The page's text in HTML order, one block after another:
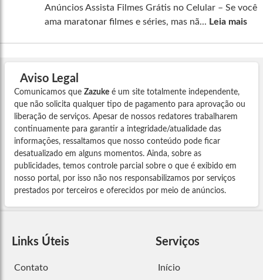
Anúncios Assista Filmes Grátis no Celular – Se você
ama maratonar filmes e séries, mas nã... Leia mais
Aviso Legal
Comunicamos que Zazuke é um site totalmente independente,
que não solicita qualquer tipo de pagamento para aprovação ou
liberação de serviços. Apesar de nossos redatores trabalharem
continuamente para garantir a integridade/atualidade das
informações, ressaltamos que nosso conteúdo pode ficar
desatualizado em alguns momentos. Ainda, sobre as
publicidades, temos controle parcial sobre o que é exibido em
nosso portal, por isso não nos responsabilizamos por serviços
prestados por terceiros e oferecidos por meio de anúncios.
Links Úteis
Contato
Serviços
Início